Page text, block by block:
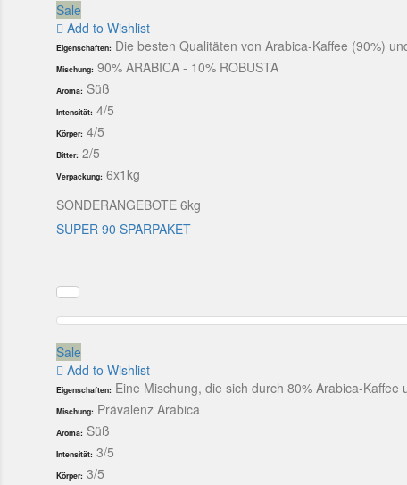
Sale
Add to Wishlist
Eigenschaften: Die besten Qualitäten von Arabica-Kaffee (90%)
Mischung: 90% ARABICA - 10% ROBUSTA
Aroma: Süß
Intensität: 4/5
Körper: 4/5
Bitter: 2/5
Verpackung: 6x1kg
SONDERANGEBOTE 6kg
SUPER 90 SPARPAKET
Sale
Add to Wishlist
Eigenschaften: Eine Mischung, die sich durch 80% Arabica-
Mischung: Prävalenz Arabica
Aroma: Süß
Intensität: 3/5
Körper: 3/5